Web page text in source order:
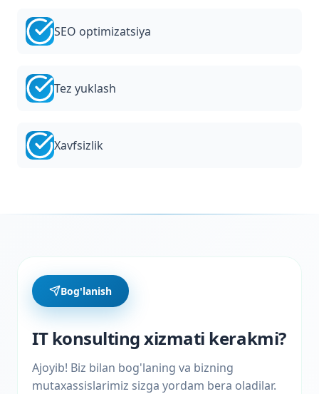
SEO optimizatsiya
Tez yuklash
Xavfsizlik
Bog'lanish
IT konsulting xizmati kerakmi?
Ajoyib! Biz bilan bog'laning va bizning
mutaxassislarimiz sizga yordam bera oladilar.